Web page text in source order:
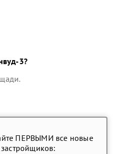
3?
.
ПЕРВЫМИ все новые